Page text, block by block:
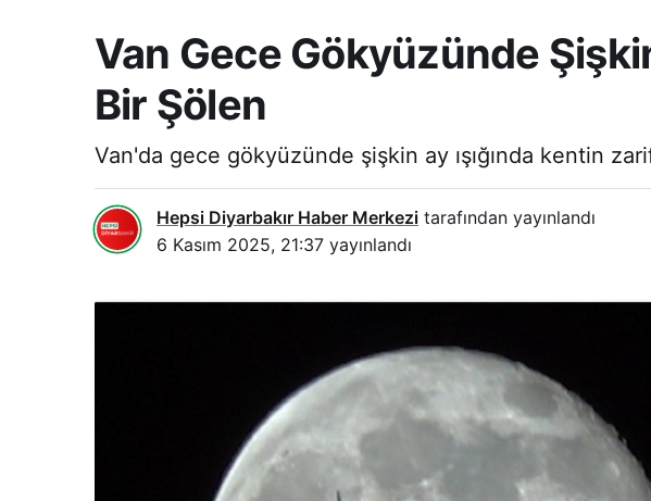
Van Gece Gökyüzünde
Bir Şölen
Van'da gece gökyüzünde şişkin ay ışığında kentin
Hepsi Diyarbakır Haber Merkezi tarafından yayınlandı
6 Kasım 2025, 21:37 yayınlandı